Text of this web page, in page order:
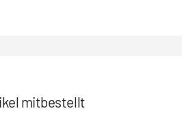
mitbestellt